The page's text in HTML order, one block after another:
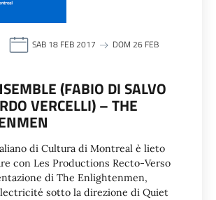
SAB 18 FEB 2017
DOM 26 FEB
(FABIO DI SALVO
VERCELLI) – THE
di Cultura di Montreal è lieto
con Les Productions Recto-Verso
di The Enlightenmen,
sotto la direzione di Quiet